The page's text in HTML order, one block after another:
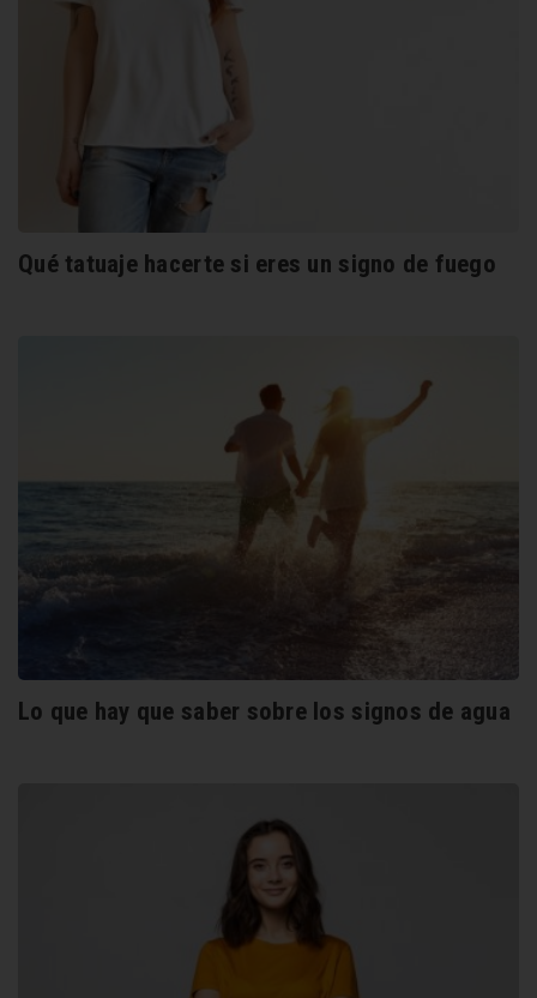
Qué tatuaje hacerte si eres un signo de fuego
Lo que hay que saber sobre los signos de agua